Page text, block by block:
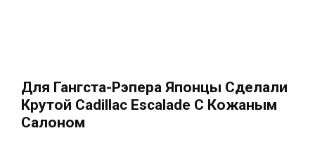
Для Гангста-Рэпера Японцы Сделали
Крутой Cadillac Escalade С Кожаным
Салоном